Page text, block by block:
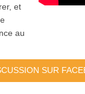
et
au
SUR